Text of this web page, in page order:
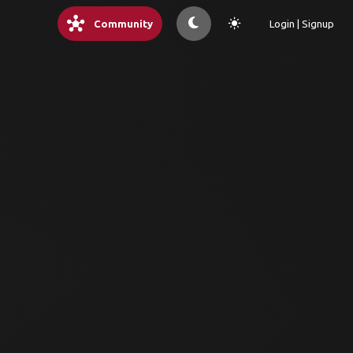
hub Community light_mode Login | Signup